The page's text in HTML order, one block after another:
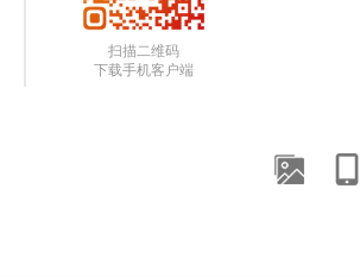
，赶往东山镇公交首末站。四点三十分，
成了附近摊位里第一个开张的人。
扫描二维码
下载手机客户端